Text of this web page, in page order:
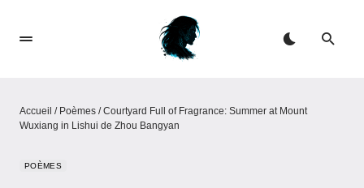
Accueil / Poèmes /Courtyard Full of Fragrance: Summer at Mount
Wuxiang in Lishui​​ de Zhou Bangyan
POÈMES